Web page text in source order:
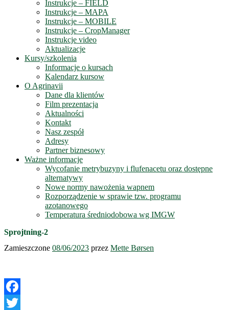
Instrukcje – FIELD
Instrukcje – MAPA
Instrukcje – MOBILE
Instrukcje – CropManager
Instrukcje video
Aktualizacje
Kursy/szkolenia
Informacje o kursach
Kalendarz kursow
O Agrinavii
Dane dla klientów
Film prezentacja
Aktualności
Kontakt
Nasz zespół
Adresy
Partner biznesowy
Ważne informacje
Wycofanie metrybuzyny i flufenacetu oraz dostępne
alternatywy
Nowe normy nawożenia wapnem
Rozporządzenie w sprawie tzw. programu
azotanowego
Temperatura średniodobowa wg IMGW
Sprojtning-2
Zamieszczone 08/06/2023 przez Mette Børsen
Facebook